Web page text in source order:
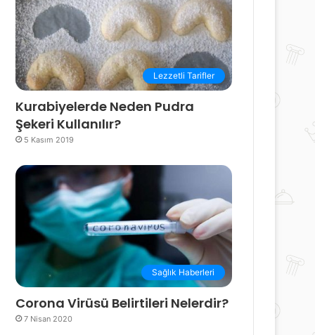
Lezzetli Tarifler
Kurabiyelerde Neden Pudra
Şekeri Kullanılır?
5 Kasım 2019
Sağlık Haberleri
Corona Virüsü Belirtileri Nelerdir?
7 Nisan 2020